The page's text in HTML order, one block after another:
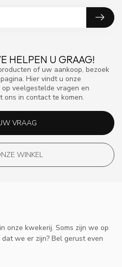
HELPEN U GRAAG!
of uw aankoop, bezoek
Hier vindt u onze
veelgestelde vragen en
ons in contact te komen.
VRAAG
WINKEL
onze kwekerij. Soms zijn we op
we er zijn? Bel gerust even